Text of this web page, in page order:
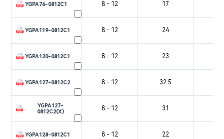
YGPA76-0812C1 8 - 12 17
YGPA119-0812C1 8 - 12 24
YGPA120-0812C1 8 - 12 23
YGPA127-0812C2 8 - 12 32.5
YGPA127-
0812C2(X)
8 - 12 31
YGPA128-0812C1 8 - 12 22